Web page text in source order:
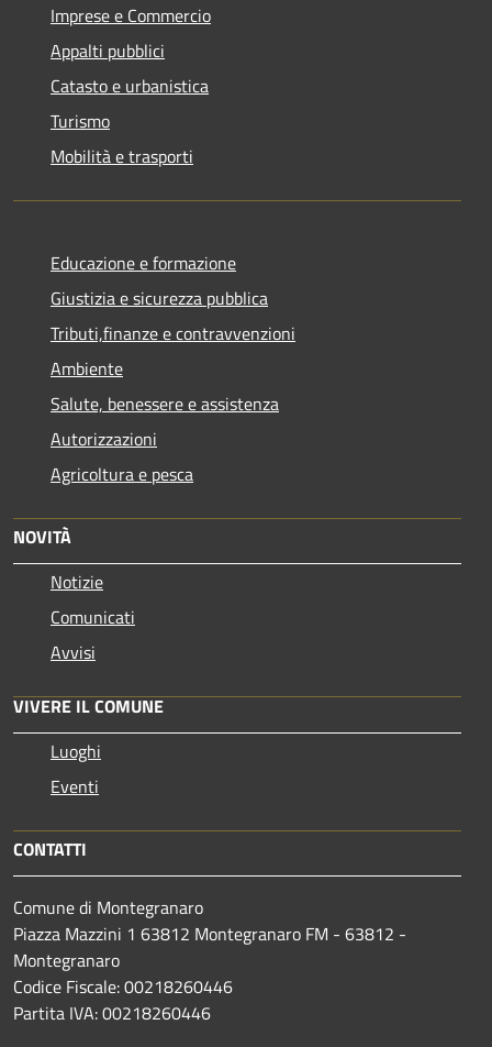
Imprese e Commercio
Appalti pubblici
Catasto e urbanistica
Turismo
Mobilità e trasporti
Educazione e formazione
Giustizia e sicurezza pubblica
Tributi,finanze e contravvenzioni
Ambiente
Salute, benessere e assistenza
Autorizzazioni
Agricoltura e pesca
NOVITÀ
Notizie
Comunicati
Avvisi
VIVERE IL COMUNE
Luoghi
Eventi
CONTATTI
Comune di Montegranaro
Piazza Mazzini 1 63812 Montegranaro FM - 63812 -
Montegranaro
Codice Fiscale: 00218260446
Partita IVA: 00218260446